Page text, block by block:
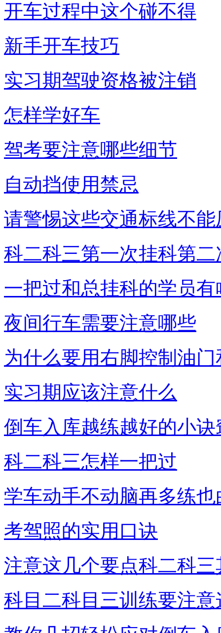
开车过程中这个碰不得
新手开车技巧
实习期驾驶资格被注销
怎样学好车
驾考要注意哪些细节
自动挡使用禁忌
请警惕这些交通标线不能
科二科三第一次挂科第
一把过和总挂科的学员有
夜间行车需要注意哪些
为什么要用右脚控制油
实习期应该注意什么
倒车入库越练越好的小诀
科二科三怎样一把过
学车动手不动脑再多练也
考驾照的实用口诀
注意这几个要点科二科
科目二科目三训练要注意